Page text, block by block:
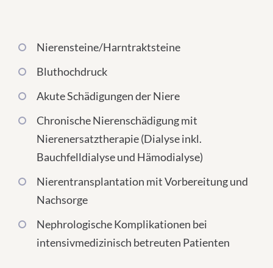
Nierensteine/Harntraktsteine
Bluthochdruck
Akute Schädigungen der Niere
Chronische Nierenschädigung mit
Nierenersatztherapie (Dialyse inkl.
Bauchfelldialyse und Hämodialyse)
Nierentransplantation mit Vorbereitung und
Nachsorge
Nephrologische Komplikationen bei
intensivmedizinisch betreuten Patienten